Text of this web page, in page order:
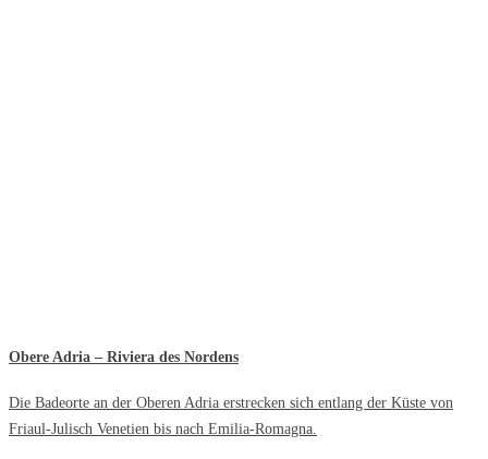
Obere Adria – Riviera des Nordens
Die Badeorte an der Oberen Adria erstrecken sich entlang der Küste von
Friaul-Julisch Venetien bis nach Emilia-Romagna.